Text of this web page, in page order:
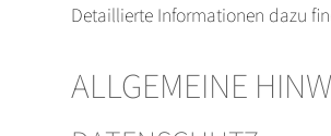
Detaillierte Informationen dazu
ALLGEMEINE